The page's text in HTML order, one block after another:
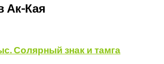
Ак-Кая
Солярный знак и тамга